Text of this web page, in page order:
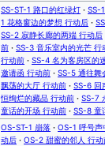
SS-ST-1 路口的红绿灯 · SS-
1 花格窗边的梦想 行动后 ·
SS-2 寂静长廊的两端 行动后
前 · SS-3 音乐室内的光芒 行
行动前 · SS-4 名为客房区的
邀请函 行动前 · SS-5 通往舞
飘荡的大厅 行动前 · SS-6 回
恒绚烂的藏品 行动前 · SS-7
童话的开场 行动前 · SS-8 童
OS-ST-1 崩落 · OS-1 呼号声
动后 · OS-2 甜蜜的邻人 行动